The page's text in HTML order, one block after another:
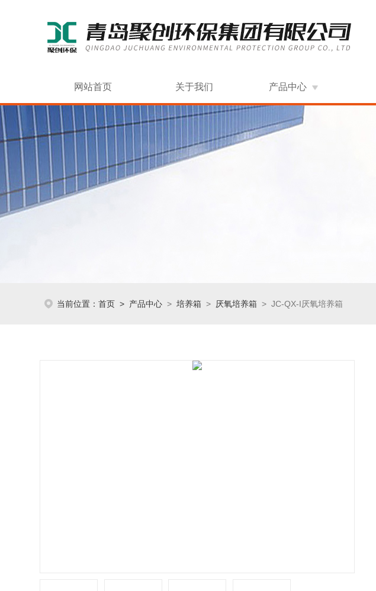
网站首页 关于我们 产品中心
当前位置： 首页 > 产品中心 > 培养箱 > 厌氧培养箱 > JC-QX-I厌氧培养箱